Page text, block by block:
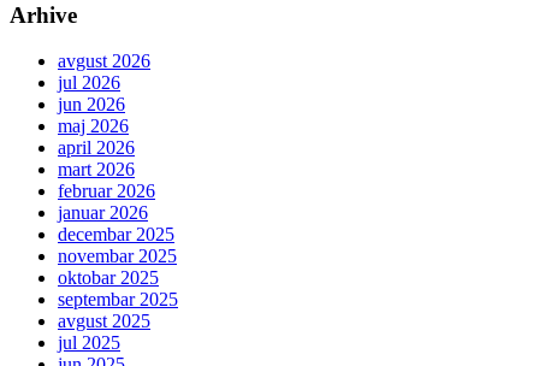
Arhive
avgust 2026
jul 2026
jun 2026
maj 2026
april 2026
mart 2026
februar 2026
januar 2026
decembar 2025
novembar 2025
oktobar 2025
septembar 2025
avgust 2025
jul 2025